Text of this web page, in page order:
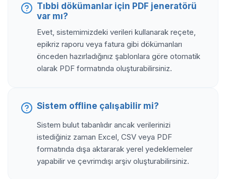
Tıbbi dökümanlar için PDF jeneratörü
var mı?
Evet, sistemimizdeki verileri kullanarak reçete,
epikriz raporu veya fatura gibi dökümanları
önceden hazırladığınız şablonlara göre otomatik
olarak PDF formatında oluşturabilirsiniz.
Sistem offline çalışabilir mi?
Sistem bulut tabanlıdır ancak verilerinizi
istediğiniz zaman Excel, CSV veya PDF
formatında dışa aktararak yerel yedeklemeler
yapabilir ve çevrimdışı arşiv oluşturabilirsiniz.